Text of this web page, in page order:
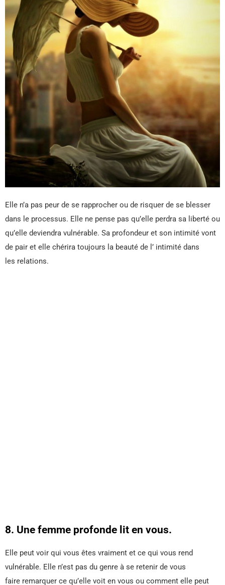
Elle n’a pas peur de se rapprocher ou de risquer de se blesser
dans le processus. Elle ne pense pas qu’elle perdra sa liberté ou
qu’elle deviendra vulnérable. Sa profondeur et son intimité vont
de pair et elle chérira toujours la beauté de l’ intimité dans
les relations.
8. Une femme profonde lit en vous.
Elle peut voir qui vous êtes vraiment et ce qui vous rend
vulnérable. Elle n’est pas du genre à se retenir de vous
faire remarquer ce qu’elle voit en vous ou comment elle peut